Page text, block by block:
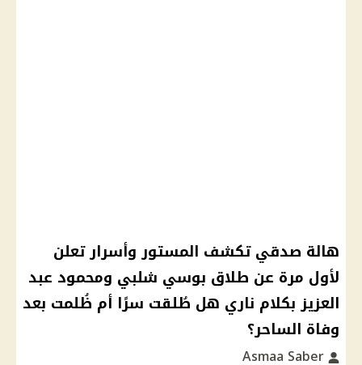
هالة صدقي تكشف المستور وأسرار تعلن
لأول مرة عن طلاق بوسي شلبي ومحمود عبد
العزيز بكلام ناري هل طُلقت سرًا أم ظُلمت بعد
وفاة الساحر؟